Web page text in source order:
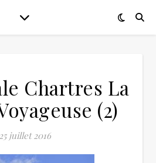
Chartres La
(2)
25 juillet 2016